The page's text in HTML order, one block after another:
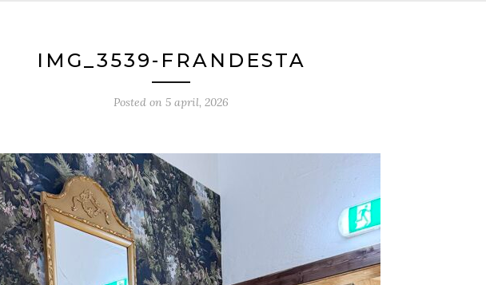
IMG_3539-FRANDESTA
Posted on 5 april, 2026